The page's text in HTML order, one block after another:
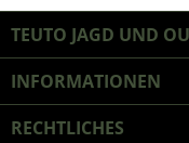
TEUTO JAGD UND
INFORMATIONEN
RECHTLICHES